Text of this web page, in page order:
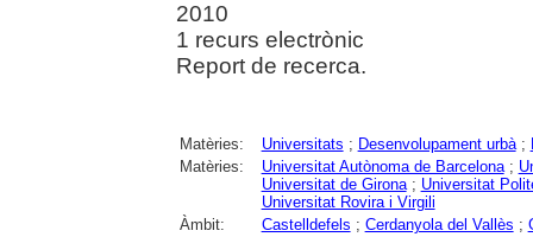
2010
1 recurs electrònic
Report de recerca.
Matèries: Universitats ; Desenvolupament urbà;
Matèries:
Universitat Autònoma de Barcelona;
Universitat de Girona; Universitat
Universitat Rovira i Virgili
Àmbit:
Castelldefels ; Cerdanyola del Vallès ;